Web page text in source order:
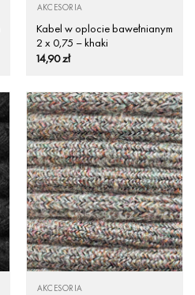
AKCESORIA
Kabel w oplocie bawełnianym
2 x 0,75 – khaki
14,90zł
AKCESORIA